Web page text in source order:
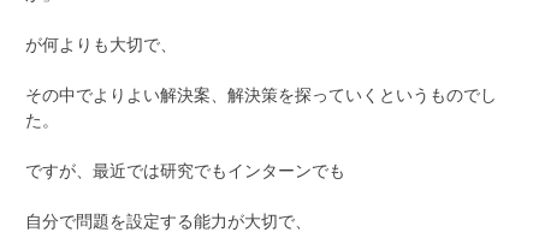
が何よりも大切で、
その中でよりよい解決案、解決策を探っていくというものでし
た。
ですが、最近では研究でもインターンでも
自分で問題を設定する能力が大切で、